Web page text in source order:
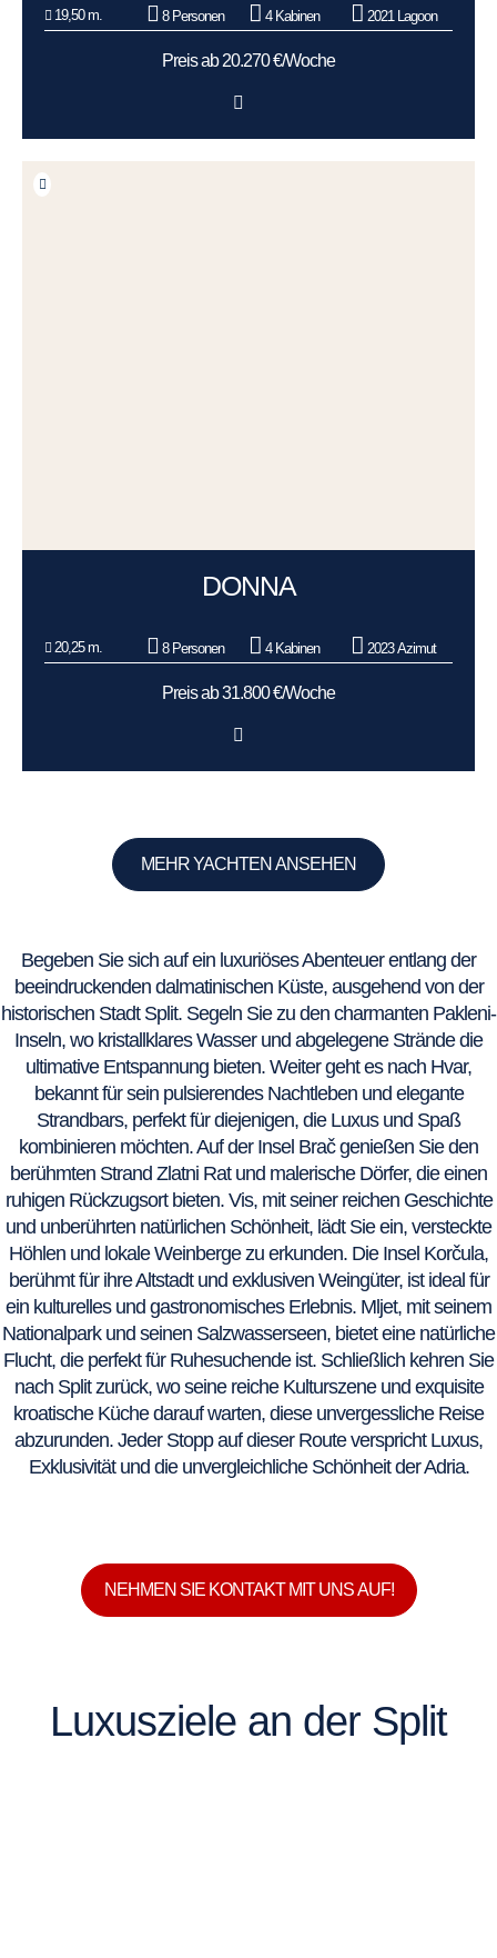
19,50 m. 8 Personen 4 Kabinen 2021 Lagoon
Preis ab 20.270 €/Woche
DONNA
20,25 m. 8 Personen 4 Kabinen 2023 Azimut
Preis ab 31.800 €/Woche
MEHR YACHTEN ANSEHEN
Begeben Sie sich auf ein luxuriöses Abenteuer entlang der
beeindruckenden dalmatinischen Küste, ausgehend von der
historischen Stadt Split. Segeln Sie zu den charmanten Pakleni-
Inseln, wo kristallklares Wasser und abgelegene Strände die
ultimative Entspannung bieten. Weiter geht es nach Hvar,
bekannt für sein pulsierendes Nachtleben und elegante
Strandbars, perfekt für diejenigen, die Luxus und Spaß
kombinieren möchten. Auf der Insel Brač genießen Sie den
berühmten Strand Zlatni Rat und malerische Dörfer, die einen
ruhigen Rückzugsort bieten. Vis, mit seiner reichen Geschichte
und unberührten natürlichen Schönheit, lädt Sie ein, versteckte
Höhlen und lokale Weinberge zu erkunden. Die Insel Korčula,
berühmt für ihre Altstadt und exklusiven Weingüter, ist ideal für
ein kulturelles und gastronomisches Erlebnis. Mljet, mit seinem
Nationalpark und seinen Salzwasserseen, bietet eine natürliche
Flucht, die perfekt für Ruhesuchende ist. Schließlich kehren Sie
nach Split zurück, wo seine reiche Kulturszene und exquisite
kroatische Küche darauf warten, diese unvergessliche Reise
abzurunden. Jeder Stopp auf dieser Route verspricht Luxus,
Exklusivität und die unvergleichliche Schönheit der Adria.
NEHMEN SIE KONTAKT MIT UNS AUF!
Luxusziele an der Split